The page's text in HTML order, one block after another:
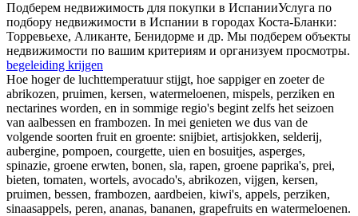
Подберем недвижимость для покупки в ИспанииУслуга по
подбору недвижимости в Испании в городах Коста-Бланки:
Торревьехе, Аликанте, Бенидорме и др. Мы подберем объекты
недвижимости по вашим критериям и организуем просмотры.
begeleiding krijgen
Hoe hoger de luchttemperatuur stijgt, hoe sappiger en zoeter de
abrikozen, pruimen, kersen, watermeloenen, mispels, perziken en
nectarines worden, en in sommige regio's begint zelfs het seizoen
van aalbessen en frambozen. In mei genieten we dus van de
volgende soorten fruit en groente: snijbiet, artisjokken, selderij,
aubergine, pompoen, courgette, uien en bosuitjes, asperges,
spinazie, groene erwten, bonen, sla, rapen, groene paprika's, prei,
bieten, tomaten, wortels, avocado's, abrikozen, vijgen, kersen,
pruimen, bessen, frambozen, aardbeien, kiwi's, appels, perziken,
sinaasappels, peren, ananas, bananen, grapefruits en watermeloenen.